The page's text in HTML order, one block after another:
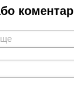
коментар